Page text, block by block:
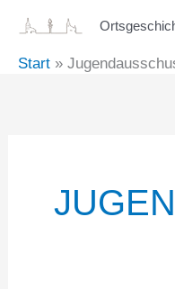
springen
Start